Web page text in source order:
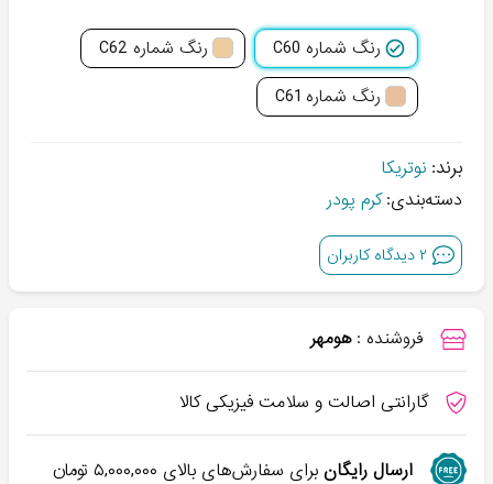
رنگ شماره C60
رنگ شماره C62
رنگ شماره C61
برند: نوتریکا
دسته‌بندی: کرم پودر
۲دیدگاه کاربران
فروشنده : هومهر
گارانتی اصالت و سلامت فیزیکی کالا
ارسال رایگانبرای سفارش‌های بالای ۵,۰۰۰,۰۰۰تومان